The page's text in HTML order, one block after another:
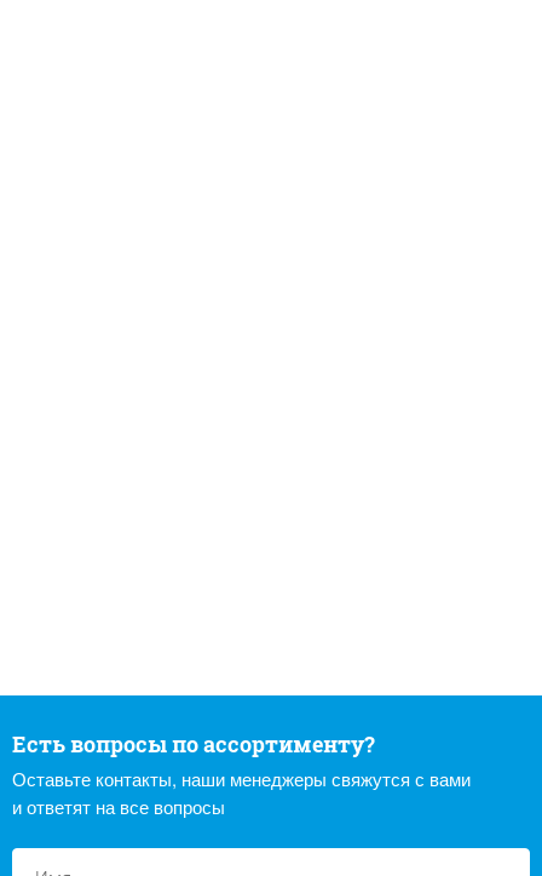
Есть вопросы по ассортименту?
Оставьте контакты, наши менеджеры свяжутся с вами
и ответят на все вопросы